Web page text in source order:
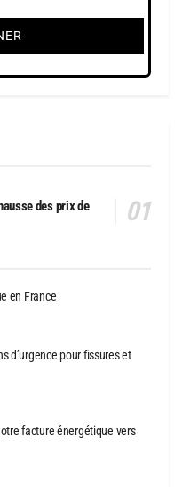
des prix de
en France
d’urgence pour fissures et
facture énergétique vers